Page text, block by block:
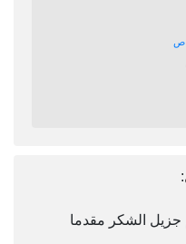
:
جزيل الشكر مقدما